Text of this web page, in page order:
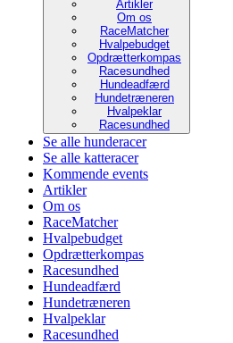
Artikler
Om os
RaceMatcher
Hvalpebudget
Opdrætterkompas
Racesundhed
Hundeadfærd
Hundetræneren
Hvalpeklar
Racesundhed
Se alle hunderacer
Se alle katteracer
Kommende events
Artikler
Om os
RaceMatcher
Hvalpebudget
Opdrætterkompas
Racesundhed
Hundeadfærd
Hundetræneren
Hvalpeklar
Racesundhed